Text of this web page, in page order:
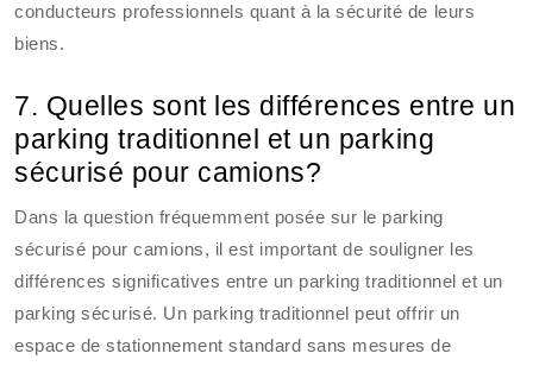
conducteurs professionnels quant à la sécurité de leurs
biens.
7. Quelles sont les différences entre un
parking traditionnel et un parking
sécurisé pour camions?
Dans la question fréquemment posée sur le parking
sécurisé pour camions, il est important de souligner les
différences significatives entre un parking traditionnel et un
parking sécurisé. Un parking traditionnel peut offrir un
espace de stationnement standard sans mesures de